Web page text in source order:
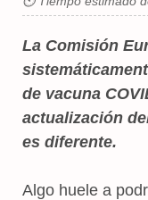
La Comisión
de vacuna
actualización
es diferente.
Algo huele a